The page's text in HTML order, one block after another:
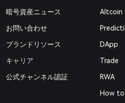
暗号資産ニュース
お問い合わせ
ブランドリソース
キャリア
公式チャンネル認証
Altcoin
DApp
Trade
RWA
How